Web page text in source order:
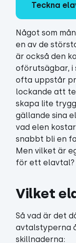
Teckna
Något som
en av de
är också den
oförutsägbar, i
ofta uppstår
lockande att
skapa lite
gällande sina
vad elen
snabbt bli en
Men vilket är
för ett elavtal?
Vilket
Så vad är det
avtalstyperna
skillnaderna: